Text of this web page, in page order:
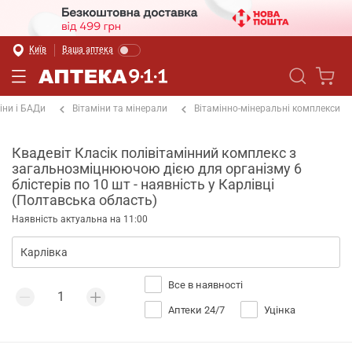
Київ Ваша аптека
і БАДи Вітаміни та мінерали Вітамінно-мінеральні комплекси
Квадевіт Класік полівітамінний комплекс з
загальнозміцнюючою дією для організму 6
блістерів по 10 шт - наявність у Карлівці
(Полтавська область)
Наявність актуальна на 11:00
Все в наявності
Аптеки 24/7 Уцінка